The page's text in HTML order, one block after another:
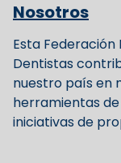
Nosotros
Esta Federación
Dentistas
nuestro país en
herramientas
iniciativas de